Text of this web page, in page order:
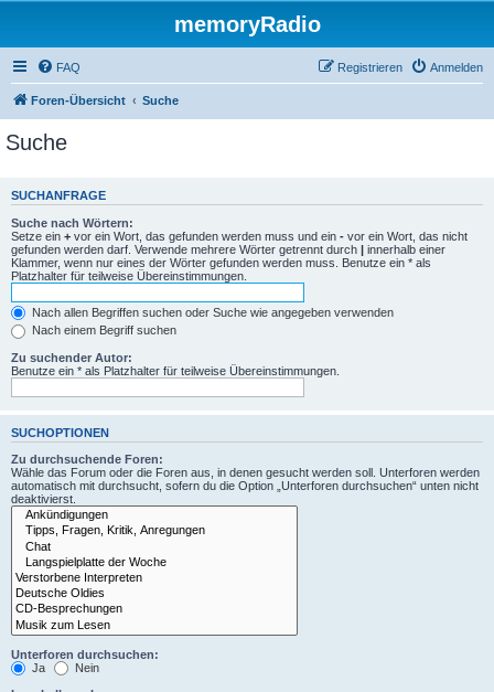
memoryRadio
FAQ Anmelden
Registrieren
Foren-Übersicht Suche
Suche
SUCHANFRAGE
Suche nach Wörtern:
Setze ein + vor ein Wort, das gefunden werden muss und ein - vor ein Wort, das nicht
gefunden werden darf. Verwende mehrere Wörter getrennt durch | innerhalb einer
Klammer, wenn nur eines der Wörter gefunden werden muss. Benutze ein * als
Platzhalter für teilweise Übereinstimmungen.
Nach allen Begriffen suchen oder Suche wie angegeben verwenden
Nach einem Begriff suchen
Zu suchender Autor:
Benutze ein * als Platzhalter für teilweise Übereinstimmungen.
SUCHOPTIONEN
Zu durchsuchende Foren:
Wähle das Forum oder die Foren aus, in denen gesucht werden soll. Unterforen werden
automatisch mit durchsucht, sofern du die Option „Unterforen durchsuchen“ unten nicht
deaktivierst.
Unterforen durchsuchen:
Ja
Nein